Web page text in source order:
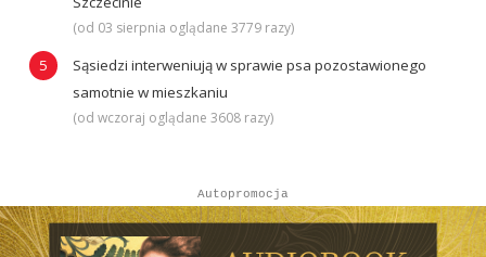
(od 03 sierpnia oglądane 3779 razy)
Sąsiedzi interweniują w sprawie psa pozostawionego
samotnie w mieszkaniu
(od wczoraj oglądane 3608 razy)
Autopromocja